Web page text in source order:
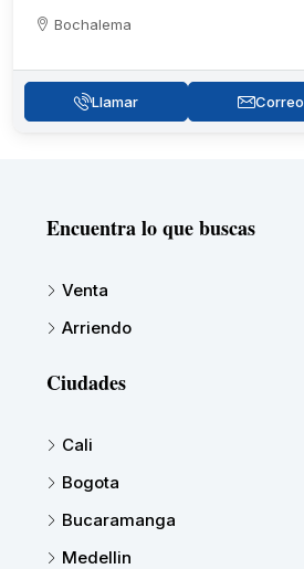
Bochalema
Llamar Correo
Encuentra lo que buscas
Venta
Arriendo
Ciudades
Cali
Bogota
Bucaramanga
Medellin